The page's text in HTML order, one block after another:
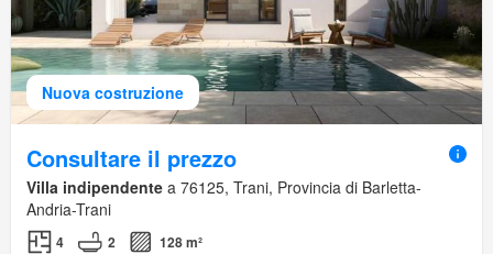
Nuova costruzione
Consultare il prezzo
Villa indipendente a 76125, Trani, Provincia di Barletta-
Andria-Trani
4 2
128 m²